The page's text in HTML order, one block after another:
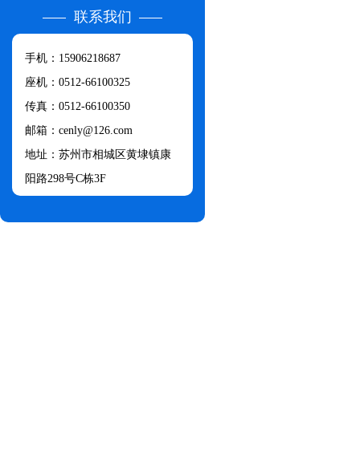
联系我们
手机：15906218687
座机：0512-66100325
传真：0512-66100350
邮箱：cenly@126.com​
地址：苏州市相城区黄埭镇康
阳路298号C栋3F